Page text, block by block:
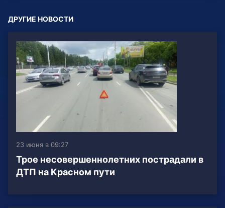
ДРУГИЕ НОВОСТИ
23 июня в 09:27
Трое несовершеннолетних пострадали в
ДТП на Красном пути